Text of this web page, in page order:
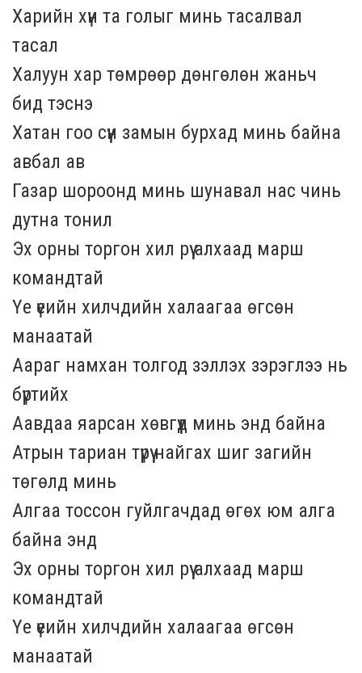
Харийн хүн та голыг минь тасалвал
тасал
Халуун хар төмрөөр дөнгөлөн жаньч
бид тэснэ
Хатан гоо сүүн замын бурхад минь байна
авбал ав
Газар шороонд минь шунавал нас чинь
дутна тонил
Эх орны торгон хил рүү алхаад марш
командтай
Үе үеийн хилчдийн халаагаа өгсөн
манаатай
Аараг намхан толгод зэллэх зэрэглээ нь
бүртийх
Аавдаа яарсан хөвгүүд минь энд байна
Атрын тариан түрүү найгах шиг загийн
төгөлд минь
Алгаа тоссон гуйлгачдад өгөх юм алга
байна энд
Эх орны торгон хил рүү алхаад марш
командтай
Үе үеийн хилчдийн халаагаа өгсөн
манаатай